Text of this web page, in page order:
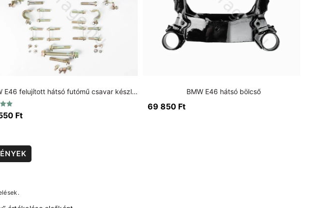
BMW E46 felujított hátsó futómű csavar készlet
Ft
BMW E46 hátsó bölcső
69 850 Ft